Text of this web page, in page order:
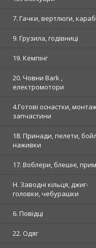
7. Гачки, вертлюги,
9. Грузила, годівниці
19. Кемпінг
20. Човни Bark ,
електромотори
4.Готові оснастки,
запчастини
18. Принади, пелети,
наживки
17. Воблери, блешні,
H. Заводні кільця, джиг-
головки, чебурашки
6. Повідці
22. Одяг